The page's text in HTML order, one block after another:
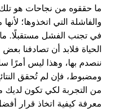
ما حققوه من نجاحات هو تلك
والفاشلة التي اتخذوها؛
في تجنب الفشل مستقبلًا.
الحياة فلابد أن تصادفنا
ننصدم بها، وهذا ليس أمرًا
ومضبوط، فإن لم تُحقق
من التجربة لكي تكون
معرفة كيفية اتخاذ قرار